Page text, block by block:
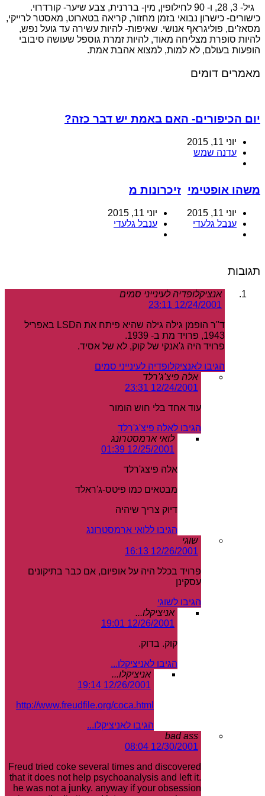
גיל- 3, 28, ו- 90 לחילופין, מין- בררנית, צבע שיער- קורדרוי.
כישורים- כישרון נבואי בזמן מחזור, קריאה בטארוט, מאסטר לרייקי,
מסאז'ים, פוליגראף אנושי. שאיפות- להיות עשירה עד גועל נפש,
להיות סופרת מצליחה מאוד, להיות זמרת גוספל שעושה סיבובי
הופעות בעולם, לא למות, למצוא אהבת אמת.
מאמרים דומים
יום הכיפורים- האם באמת יש דבר כזה?
יוני 11, 2015
עדנה שמש
משהו אופטימי
יוני 11, 2015
ענבל גלעדי
זיכרונות מ
יוני 11, 2015
ענבל גלעדי
תגובות
אנציקלופדיה לעינייני סמים
12/24/2001 23:11
ד"ר הופמן גילה גילה שהיא פיתח את הLSD באפריל
1943, פרויד מת ב- 1939.
פרויד היה ג'אנקי של קוק, לא של אסיד.
הגיבו לאנציקלופדיה לעינייני סמים
אלה פיצ'ג'רלד
12/24/2001 23:31
עוד אחד בלי חוש הומור
הגיבו לאלה פיצ'ג'רלד
לואי ארמסטרונג
12/25/2001 01:39
אלה פיצג'רלד
מבטאים כמו פיטס-ג'ראלד
דיוק צריך שיהיה
הגיבו ללואי ארמסטרונג
שוגי
12/26/2001 16:13
פרויד בכלל היה על אופיום, אם כבר בתיקונים
עסקינן
הגיבו לשוגי
אניציקלו...
12/26/2001 19:01
קוק. בדוק.
הגיבו לאניציקלו...
אניציקלו...
12/26/2001 19:14
http://www.freudfile.org/coca.html
הגיבו לאניציקלו...
bad ass
12/30/2001 08:04
Freud tried coke several times and discovered
that it does not help psychoanalysis and left it.
he was not a junky. anyway if your obsession